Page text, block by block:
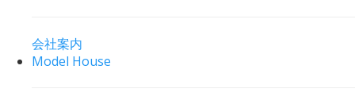
会社案内
Model House